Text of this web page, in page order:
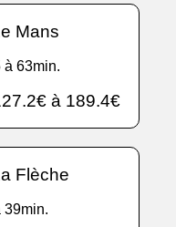
Mans
à 63min.
à 189.4€
Flèche
39min.